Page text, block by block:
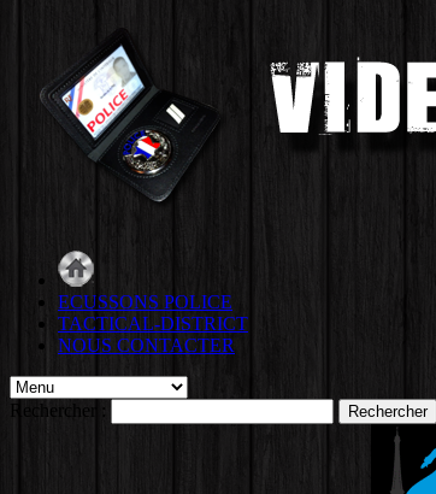
ECUSSONS POLICE
TACTICAL-DISTRICT
NOUS CONTACTER
Rechercher :